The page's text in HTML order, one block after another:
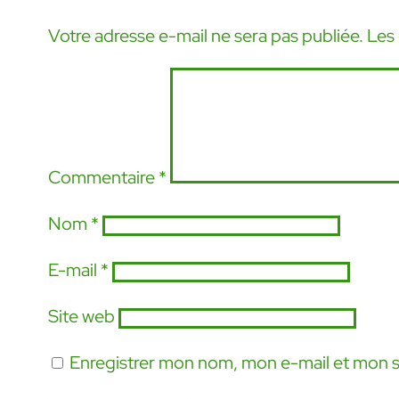
Votre adresse e-mail ne sera pas publiée.
Commentaire*
Nom *
E-mail *
Site web
Enregistrer mon nom, mon e-mail et mon